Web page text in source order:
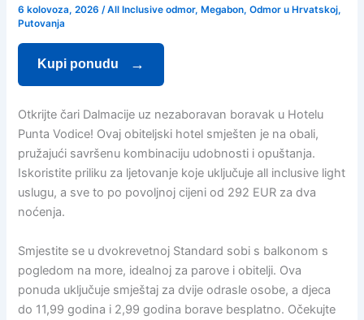
6 kolovoza, 2026/All Inclusive odmor, Megabon,Odmor u Hrvatskoj,
Putovanja
Kupi ponudu
Otkrijte čari Dalmacije uz nezaboravan boravak u Hotelu
Punta Vodice! Ovaj obiteljski hotel smješten je na obali,
pružajući savršenu kombinaciju udobnosti i opuštanja.
Iskoristite priliku za ljetovanje koje uključuje all inclusive light
uslugu, a sve to po povoljnoj cijeni od 292 EUR za dva
noćenja.
Smjestite se u dvokrevetnoj Standard sobi s balkonom s
pogledom na more, idealnoj za parove i obitelji. Ova
ponuda uključuje smještaj za dvije odrasle osobe, a djeca
do 11,99 godina i 2,99 godina borave besplatno. Očekujte